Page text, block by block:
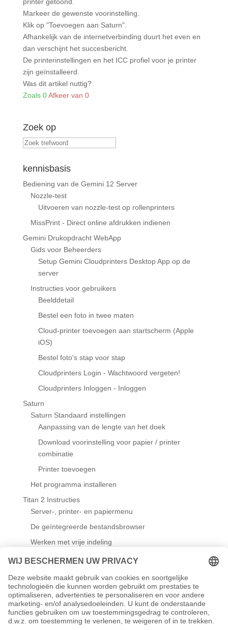
Markeer de gewenste voorinstelling.
Klik op "Toevoegen aan Saturn".
Afhankelijk van de internetverbinding duurt het even en
dan verschijnt het succesbericht.
De printerinstellingen en het ICC profiel voor je printer
zijn geïnstalleerd.
Was dit artikel nuttig?
Zoals 0Afkeer van 0
Zoek op
kennisbasis
Bediening van de Gemini 12 Server
Nozzle-test
Uitvoeren van nozzle-test op rollenprinters
MissPrint - Direct online afdrukken indienen
Gemini Drukopdracht WebApp
Gids voor Beheerders
Setup Gemini Cloudprinters Desktop App op de
server
Instructies voor gebruikers
Beelddetail
Bestel een foto in twee maten
Cloud-printer toevoegen aan startscherm (Apple
iOS)
Bestel foto's stap voor stap
Cloudprinters Login - Wachtwoord vergeten!
Cloudprinters Inloggen - Inloggen
Saturn
Saturn Standaard instellingen
Aanpassing van de lengte van het doek
Download voorinstelling voor papier / printer
combinatie
Printer toevoegen
Het programma installeren
Titan 2 Instructies
Server-, printer- en papiermenu
De geïntegreerde bestandsbrowser
Werken met vrije indeling
Wandmodule
Sjablonen maken/bewerken
Werken met sjablonen
Titaniumreferentieprint - referentieprint voor het